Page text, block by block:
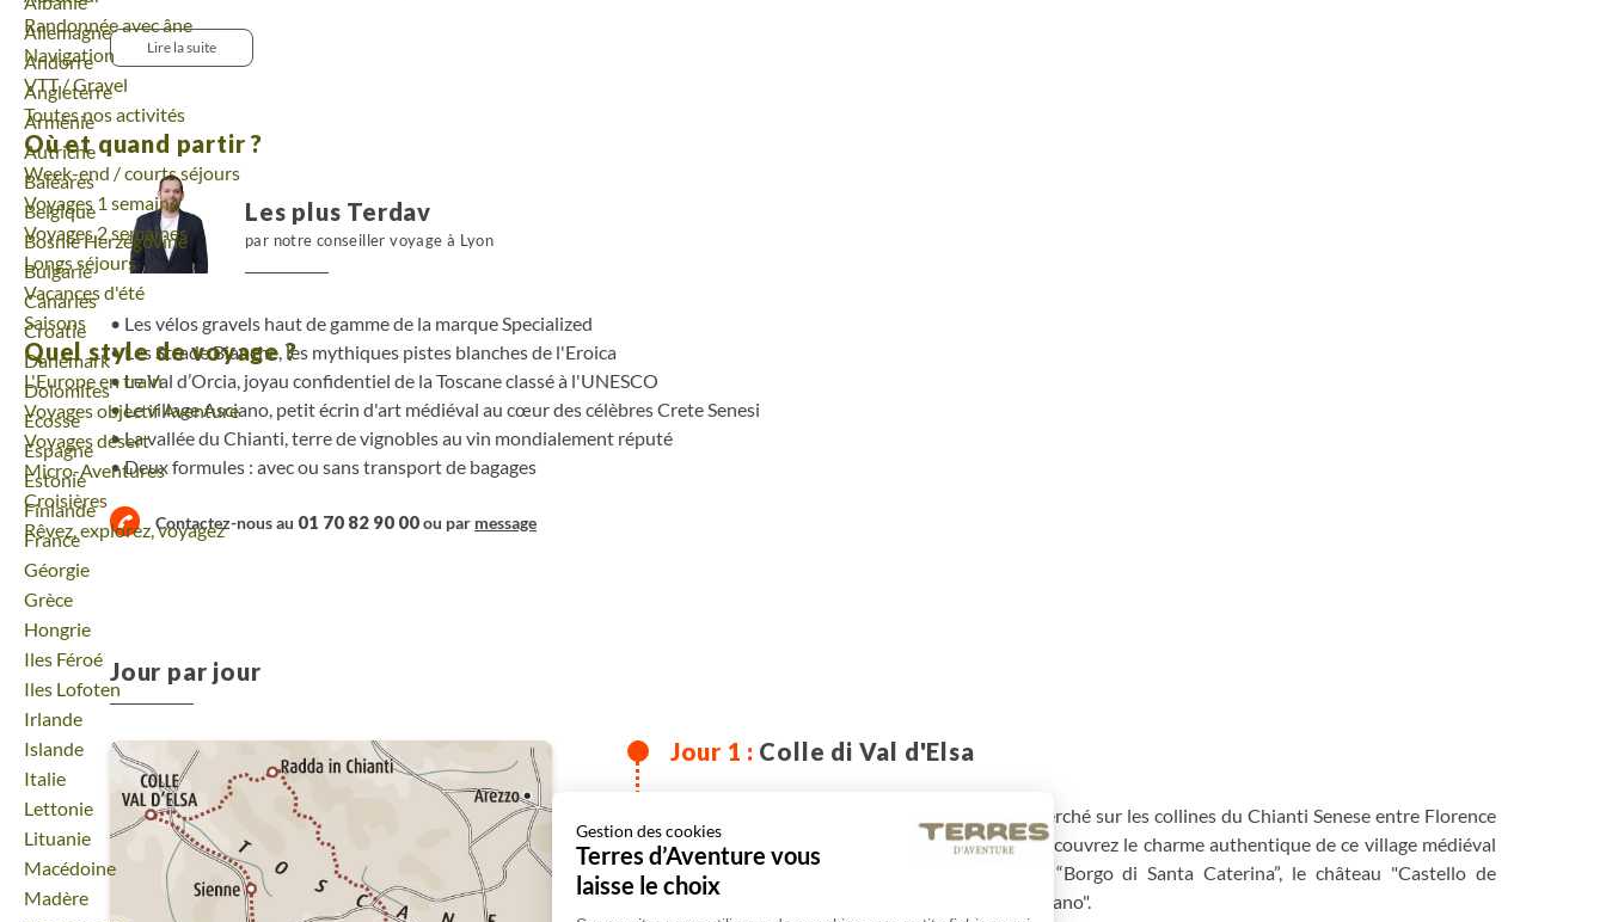
Gestion des cookies
Terres d’Aventure vous
laisse le choix
Voyage
Allemagne
Voyage
Andorre
Voyage
Angleterre
Voyage
Arménie
Voyage
Autriche
Voyage
Baléares
Voyage
Belgique
Voyage
Bosnie Herzégovine
Voyage
Bulgarie
Voyage
Canaries
Voyage
Croatie
Voyage
Danemark
Voyage
Dolomites
Voyage
Ecosse
Voyage
Espagne
Voyage
Estonie
Voyage
Finlande
Voyage
France
Voyage
Géorgie
Voyage
Grèce
Voyage
Hongrie
Voyage
Iles Féroé
Voyage
Iles Lofoten
Voyage
Irlande
Voyage
Islande
Voyage
Italie
Voyage
Lettonie
Voyage
Lituanie
Voyage
Macédoine
Voyage
Madère
Randonnée avec âne
Navigation
VTT / Gravel
Toutes nos activités
Où et quand partir ?
Week-end / courts séjours
Voyages 1 semaine
Voyages 2 semaines
Longs séjours
Vacances d'été
Saisons
Quel style de voyage ?
L'Europe en train
Voyages objectif Aventure
Voyages désert
Micro-Aventures
Croisières
Rêvez, explorez, voyagez
intacte et visiter les villages fortifiés de San Quirico, Siena, et Montalcino. Un
itinéraire gravel parfait pour capturer toute la magie de ce coin préservé de
Toscane.
Lire la suite
Les plus Terdav
par notre conseiller voyage à Lyon
Les vélos gravels haut de gamme de la marque Specialized
Les Strade Bianche, les mythiques pistes blanches de l'Eroica
Le Val d’Orcia, joyau confidentiel de la Toscane classé à l'UNESCO
Le village Asciano, petit écrin d'art médiéval au cœur des célèbres Crete Senesi
La vallée du Chianti, terre de vignobles au vin mondialement réputé
Deux formules : avec ou sans transport de bagages
Contactez-nous au 01 70 82 90 00ou par message
Jour par jour
Colle di Val d'Elsa
Bienvenue à Colle di Val d'Elsa, petit village perché sur les collines du Chianti Senese entre Florence
et Sienne. Après votre installation à l'hôtel, découvrez le charme authentique de ce village médiéval
divisé en trois parties, le centre historique “Borgo di Santa Caterina”, le château "Castello de
Piticciano" et la partie inférieure de la ville "Il Piano".